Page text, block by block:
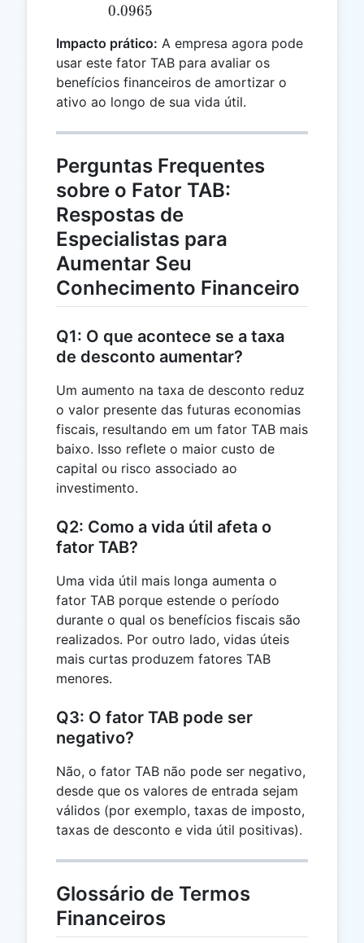
0.004826
0.0965
Impacto prático: A empresa agora pode
usar este fator TAB para avaliar os
benefícios financeiros de amortizar o
ativo ao longo de sua vida útil.
Perguntas Frequentes
sobre o Fator TAB:
Respostas de
Especialistas para
Aumentar Seu
Conhecimento Financeiro
Q1: O que acontece se a taxa
de desconto aumentar?
Um aumento na taxa de desconto reduz
o valor presente das futuras economias
fiscais, resultando em um fator TAB mais
baixo. Isso reflete o maior custo de
capital ou risco associado ao
investimento.
Q2: Como a vida útil afeta o
fator TAB?
Uma vida útil mais longa aumenta o
fator TAB porque estende o período
durante o qual os benefícios fiscais são
realizados. Por outro lado, vidas úteis
mais curtas produzem fatores TAB
menores.
Q3: O fator TAB pode ser
negativo?
Não, o fator TAB não pode ser negativo,
desde que os valores de entrada sejam
válidos (por exemplo, taxas de imposto,
taxas de desconto e vida útil positivas).
Glossário de Termos
Financeiros